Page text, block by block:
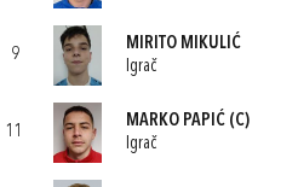
9
MIRITO MIKULIĆ
Igrač
11
MARKO PAPIĆ (C)
Igrač